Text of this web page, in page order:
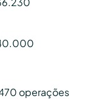
operações